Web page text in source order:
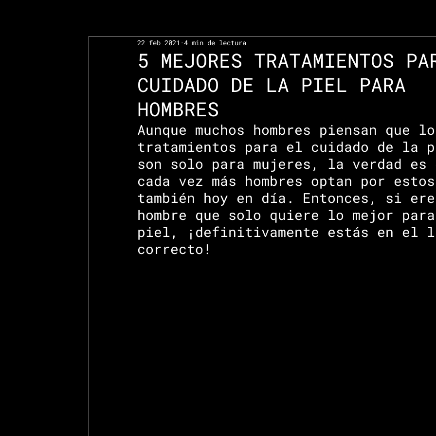
5 MEJORES TRATAMIENTOS
CUIDADO DE LA PIEL PARA
HOMBRES
22 feb 2021 4 min de lectura
Aunque muchos hombres piensan que
tratamientos para el cuidado de
son solo para mujeres, la verdad
cada vez más hombres optan por
también hoy en día. Entonces, si
hombre que solo quiere lo mejor
piel, ¡definitivamente estás en el
correcto!